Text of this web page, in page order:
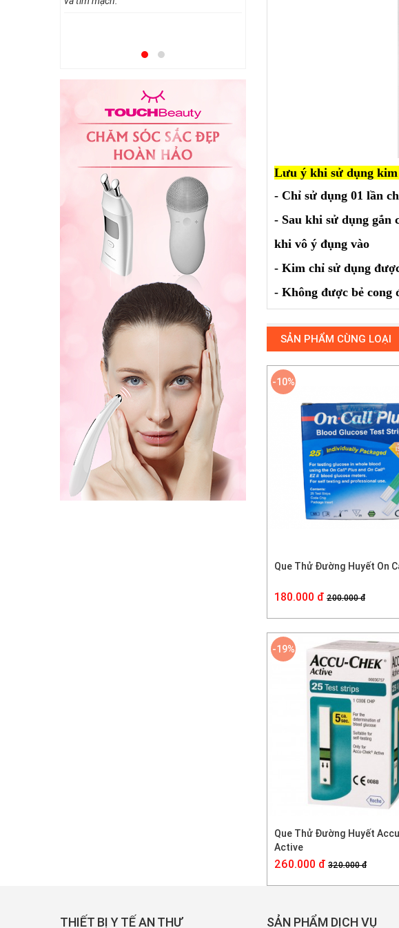
Lưu ý khi sử dụng
- Chỉ sử dụng 01 lần
- Sau khi sử dụng gắn
khi vô ý đụng vào
- Kim chỉ sử dụng
- Không được bẻ
SẢN PHẨM CÙNG LOẠI
Que Thử Đường Huyết On
180.000 đ 200.000 đ
-10%
Que Thử Đường Huyết
Active
260.000 đ 320.000 đ
-19%
THIẾT BỊ Y TẾ AN THƯ SẢN PHẨM DỊCH VỤ